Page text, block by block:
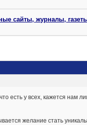
сайты, журналы,
есть у всех, кажется нам
желание стать